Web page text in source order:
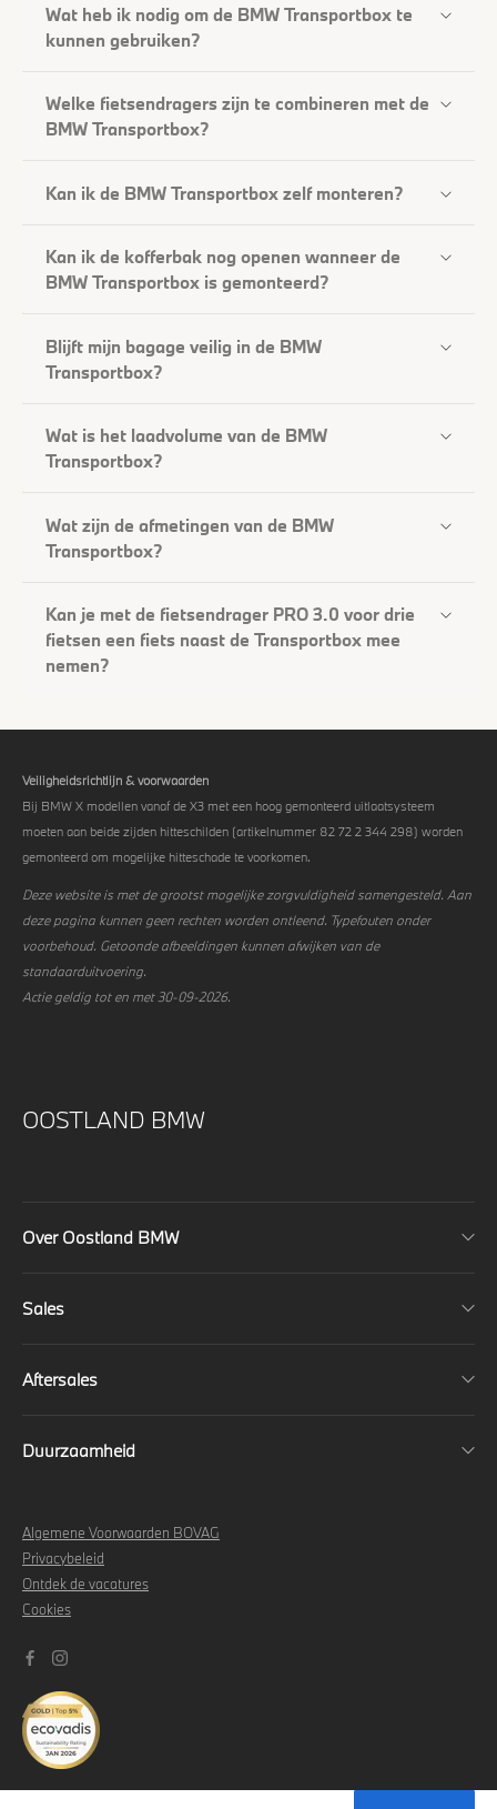
Wat heb ik nodig om de BMW Transportbox te
kunnen gebruiken?
Welke fietsendragers zijn te combineren met de
BMW Transportbox?
Kan ik de BMW Transportbox zelf monteren?
Kan ik de kofferbak nog openen wanneer de
BMW Transportbox is gemonteerd?
Blijft mijn bagage veilig in de BMW
Transportbox?
Wat is het laadvolume van de BMW
Transportbox?
Wat zijn de afmetingen van de BMW
Transportbox?
Kan je met de fietsendrager PRO 3.0 voor drie
fietsen een fiets naast de Transportbox mee
nemen?
Veiligheidsrichtlijn & voorwaarden
Bij BMW X modellen vanaf de X3 met een hoog gemonteerd uitlaatsysteem
moeten aan beide zijden hitteschilden (artikelnummer 82 72 2 344 298) worden
gemonteerd om mogelijke hitteschade te voorkomen.
Deze website is met de grootst mogelijke zorgvuldigheid samengesteld. Aan
deze pagina kunnen geen rechten worden ontleend. Typefouten onder
voorbehoud. Getoonde afbeeldingen kunnen afwijken van de
standaarduitvoering.
Actie geldig tot en met 30-09-2026.
OOSTLAND BMW
Over Oostland BMW
Sales
Aftersales
Duurzaamheid
Algemene Voorwaarden BOVAG
Privacybeleid
Ontdek de vacatures
Cookies